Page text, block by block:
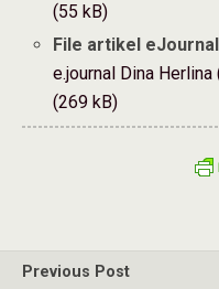
(55 kB)
File artikel
e.journal Dina
(269 kB)
Previous Post